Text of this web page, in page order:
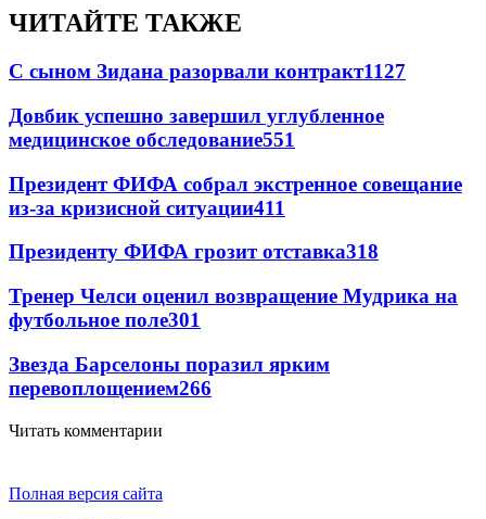
ЧИТАЙТЕ ТАКЖЕ
С сыном Зидана разорвали контракт1127
Довбик успешно завершил углубленное
медицинское обследование551
Президент ФИФА собрал экстренное совещание
из-за кризисной ситуации411
Президенту ФИФА грозит отставка318
Тренер Челси оценил возвращение Мудрика на
футбольное поле301
Звезда Барселоны поразил ярким
перевоплощением266
Читать комментарии
Полная версия сайта